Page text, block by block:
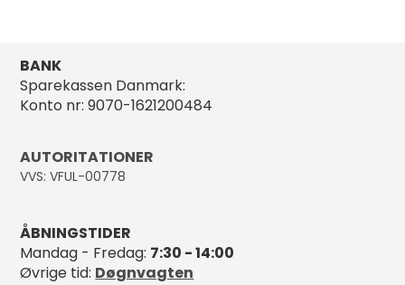
BANK
Sparekassen Danmark:
Konto nr: 9070-1621200484
AUTORITATIONER
VVS: VFUL-00778
ÅBNINGSTIDER
Mandag - Fredag: 7:30 - 14:00
Øvrige tid: Døgnvagten